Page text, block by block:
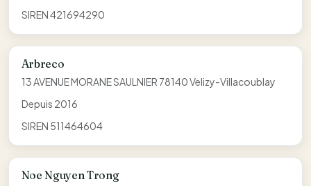
SIREN 421694290
Arbreco
13 AVENUE MORANE SAULNIER 78140 Velizy-Villacoublay
Depuis 2016
SIREN 511464604
Noe Nguyen Trong